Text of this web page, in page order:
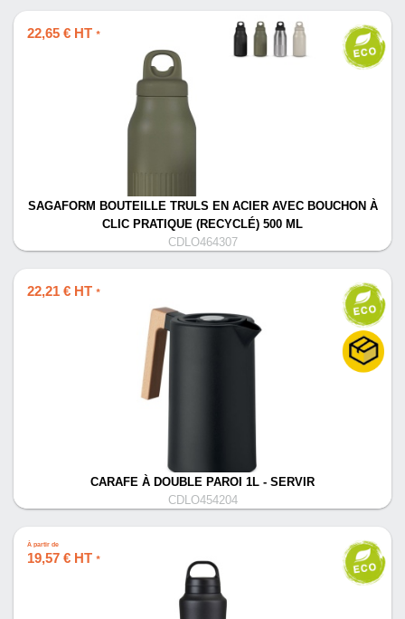
22,65 € HT *
SAGAFORM BOUTEILLE TRULS EN ACIER AVEC BOUCHON À
CLIC PRATIQUE (RECYCLÉ) 500 ML
CDLO464307
22,21 € HT *
CARAFE À DOUBLE PAROI 1L - SERVIR
CDLO454204
À partir de
19,57 € HT *